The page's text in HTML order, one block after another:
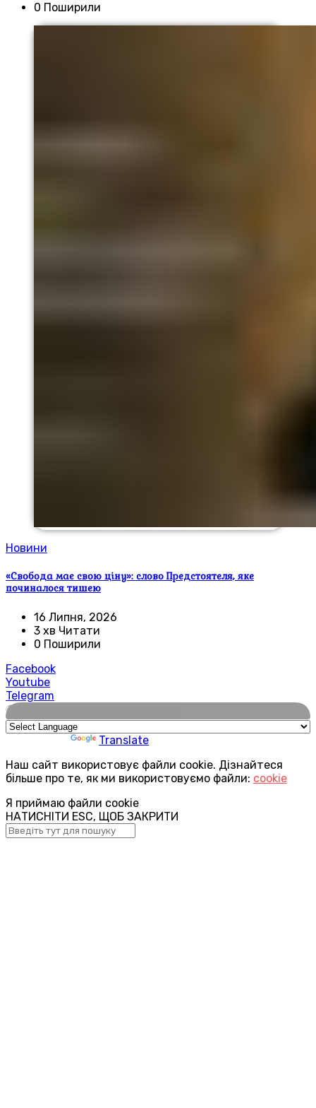
0 Поширили
Новини
«Свобода має свою ціну»: слово Предстоятеля, яке
починалося тишею
16 Липня, 2026
3 хв Читати
0 Поширили
Facebook
Youtube
Telegram
🌍
Translate
Наш сайт використовує файли cookie. Дізнайтеся
більше про те, як ми використовуємо файли: cookie
Я приймаю файли cookie
НАТИСНІТИ ESC, ЩОБ ЗАКРИТИ